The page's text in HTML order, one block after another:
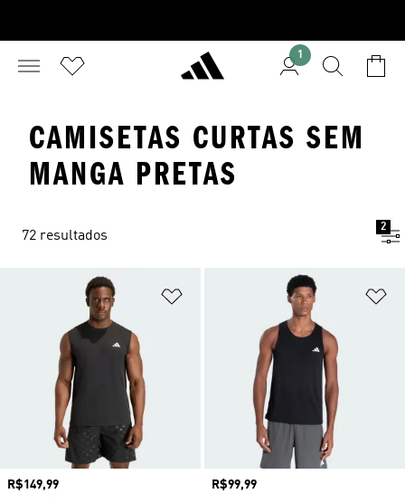
1
CAMISETAS CURTAS SEM
MANGA PRETAS
72 resultados
2
Adicionar à Lista de Desejos
Preço
R$149,99
Preço
R$99,99